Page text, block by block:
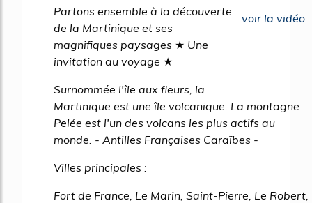
voir la vidéo
Partons ensemble à la découverte
de la Martinique et ses
magnifiques paysages ★ Une
invitation au voyage ★
Surnommée l'île aux fleurs, la
Martinique est une île volcanique. La montagne
Pelée est l'un des volcans les plus actifs au
monde. - Antilles Françaises Caraïbes -
Villes principales :
Fort de France, Le Marin, Saint-Pierre, Le Robert,